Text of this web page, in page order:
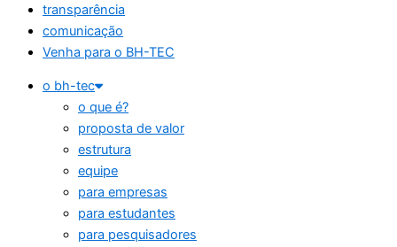
transparência
comunicação
Venha para o BH-TEC
o bh-tec
o que é?
proposta de valor
estrutura
equipe
para empresas
para estudantes
para pesquisadores